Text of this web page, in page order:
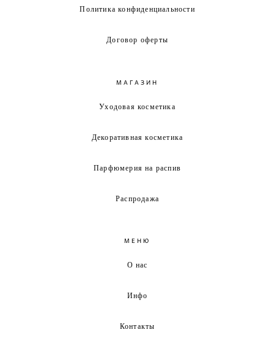
Политика конфиденциальности
Договор оферты
МАГАЗИН
Уходовая косметика
Декоративная косметика
Парфюмерия на распив
Распродажа
МЕНЮ
О нас
Инфо
Контакты